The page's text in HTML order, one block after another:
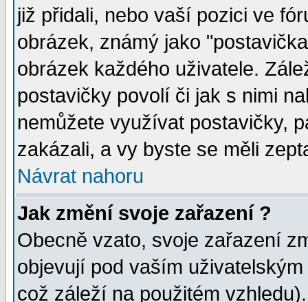
již přidali, nebo vaší pozici ve
obrázek, známý jako
obrázek každého uživatele.
postavičky povolí či jak s nimi
nemůžete využívat postavičky,
zakázali, a vy byste se měli
Návrat nahoru
Jak změní svoje zařazení ?
Obecně vzato, svoje zařazení
objevují pod vaším
což záleží na použitém